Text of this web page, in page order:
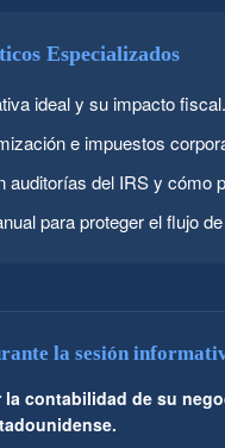
Especializados
ideal y su impacto fiscal.
e impuestos
auditorías del IRS y cómo
para proteger el flujo
la sesión
la contabilidad de su